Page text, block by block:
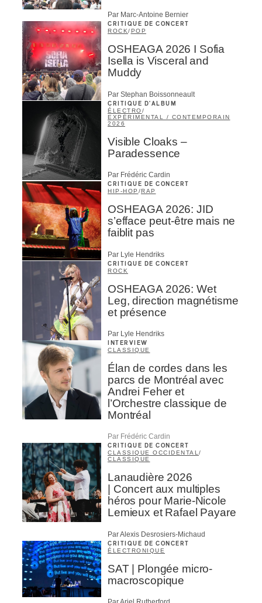
Par Marc-Antoine Bernier
CRITIQUE DE CONCERT
ROCK/POP
OSHEAGA 2026 I Sofia
Isella is Visceral and
Muddy
Par Stephan Boissonneault
CRITIQUE D'ALBUM
ÉLECTRO/
EXPÉRIMENTAL / CONTEMPORAIN
2026
Visible Cloaks –
Paradessence
Par Frédéric Cardin
CRITIQUE DE CONCERT
HIP-HOP /RAP
OSHEAGA 2026: JID
s’efface peut-être mais ne
faiblit pas
Par Lyle Hendriks
CRITIQUE DE CONCERT
ROCK
OSHEAGA 2026: Wet
Leg, direction magnétisme
et présence
Par Lyle Hendriks
INTERVIEW
CLASSIQUE
Élan de cordes dans les
parcs de Montréal avec
Andrei Feher et
l’Orchestre classique de
Montréal
Par Frédéric Cardin
CRITIQUE DE CONCERT
CLASSIQUE OCCIDENTAL/
CLASSIQUE
Lanaudière 2026
| Concert aux multiples
héros pour Marie-Nicole
Lemieux et Rafael Payare
Par Alexis Desrosiers-Michaud
CRITIQUE DE CONCERT
ÉLECTRONIQUE
SAT | Plongée micro-
macroscopique